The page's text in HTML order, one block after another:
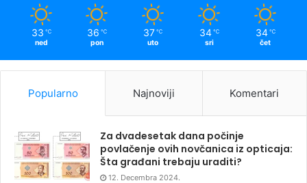
33 ℃
ned
36 ℃
pon
37 ℃
uto
34 ℃
sri
34 ℃
čet
Popularno Najnoviji Komentari
Za dvadesetak dana počinje
povlačenje ovih novčanica iz opticaja:
Šta građani trebaju uraditi?
12. Decembra 2024.